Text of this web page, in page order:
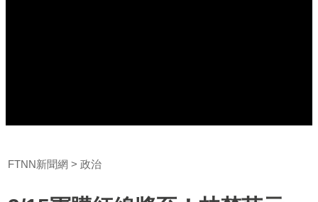
FTNN新聞網 政治